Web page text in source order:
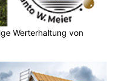
Werterhaltung von